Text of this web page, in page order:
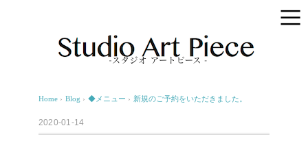
Home › Blog › ◆メニュー › 新規のご予約をいただきました。
2020-01-14